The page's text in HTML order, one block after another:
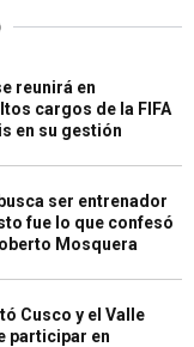
reunirá en
cargos de la FIFA
en su gestión
ser entrenador
fue lo que confesó
Mosquera
Cusco y el Valle
participar en